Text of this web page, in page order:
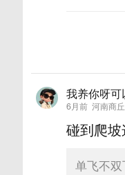
我养你呀可
6月前 河南商丘
碰到爬
单飞不